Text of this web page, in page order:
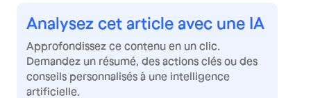
Analysez cet article avec une IA
Approfondissez ce contenu en un clic.
Demandez un résumé, des actions clés ou des
conseils personnalisés à une intelligence
artificielle.